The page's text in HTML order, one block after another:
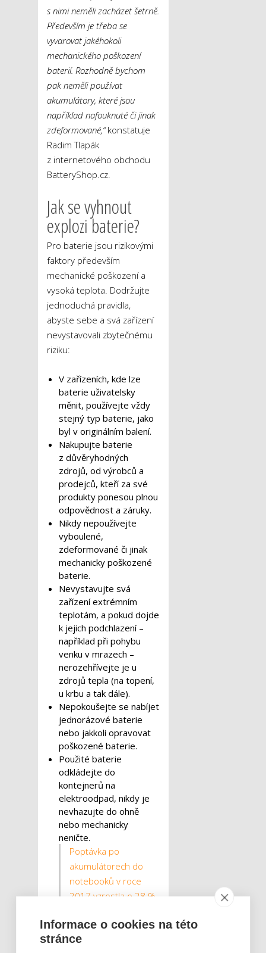
s nimi neměli zacházet šetrně.
Především je třeba se
vyvarovat jakéhokoli
mechanického poškození
baterií. Rozhodně bychom
pak neměli používat
akumulátory, které jsou
například nafouknuté či jinak
zdeformované,“konstatuje
Radim Tlapák
z internetového obchodu
BatteryShop.cz.
Jak se vyhnout
explozi baterie?
Pro baterie jsou rizikovými
faktory především
mechanické poškození a
vysoká teplota. Dodržujte
jednoduchá pravidla,
abyste sebe a svá zařízení
nevystavovali zbytečnému
riziku:
V zařízeních, kde lze
baterie uživatelsky
měnit, používejte vždy
stejný typ baterie, jako
byl v originálním balení.
Nakupujte baterie
z důvěryhodných
zdrojů, od výrobců a
prodejců, kteří za své
produkty ponesou plnou
odpovědnost a záruky.
Nikdy nepoužívejte
vyboulené,
zdeformované či jinak
mechanicky poškozené
baterie.
Nevystavujte svá
zařízení extrémním
teplotám, a pokud dojde
k jejich podchlazení –
například při pohybu
venku v mrazech –
nerozehřívejte je u
zdrojů tepla (na topení,
u krbu a tak dále).
Nepokoušejte se nabíjet
jednorázové baterie
nebo jakkoli opravovat
poškozené baterie.
Použité baterie
odkládejte do
kontejnerů na
elektroodpad, nikdy je
nevhazujte do ohně
nebo mechanicky
neničte.
Poptávka po
akumulátorech do
notebooků v roce
2017 vzrostla o 28 %.
videokamer lidé
pořizují méně
Informace o cookies na této
stránce